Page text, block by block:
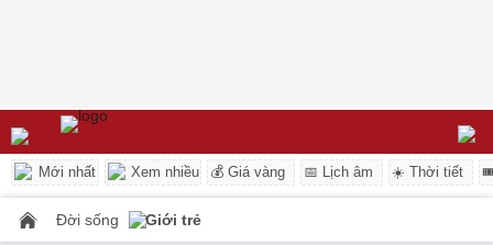
Mới nhất Xem nhiều 💰 Giá vàng 📅 Lịch âm ☀️ Thời tiết
Đời sống Giới trẻ